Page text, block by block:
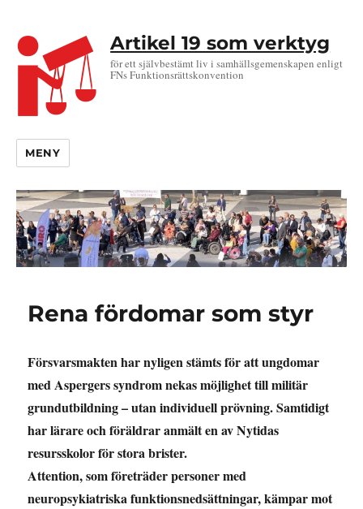
Artikel 19 som verktyg
för ett självbestämt liv i samhällsgemenskapen enligt
FNs Funktionsrättskonvention
MENY
Rena fördomar som styr
Försvarsmakten har nyligen stämts för att ungdomar
med Aspergers syndrom nekas möjlighet till militär
grundutbildning – utan individuell prövning. Samtidigt
har lärare och föräldrar anmält en av Nytidas
resursskolor för stora brister.
Attention,som företräder personer med
neuropsykiatriska funktionsnedsättningar, kämpar mot